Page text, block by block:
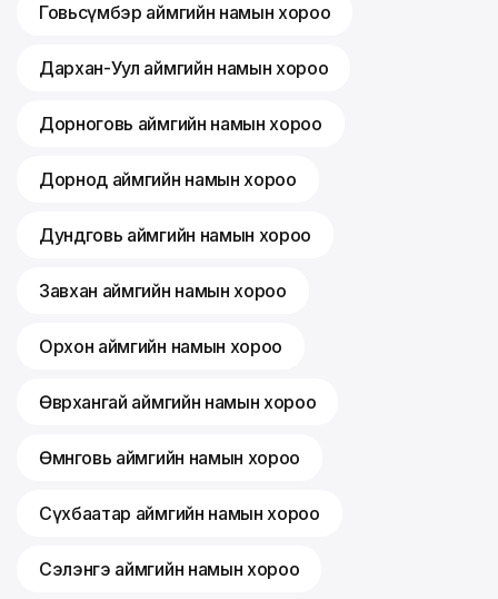
Говьсүмбэр аймгийн намын хороо
Дархан-Уул аймгийн намын хороо
Дорноговь аймгийн намын хороо
Дорнод аймгийн намын хороо
Дундговь аймгийн намын хороо
Завхан аймгийн намын хороо
Орхон аймгийн намын хороо
Өвөрхангай аймгийн намын хороо
Өмнөговь аймгийн намын хороо
Сүхбаатар аймгийн намын хороо
Сэлэнгэ аймгийн намын хороо